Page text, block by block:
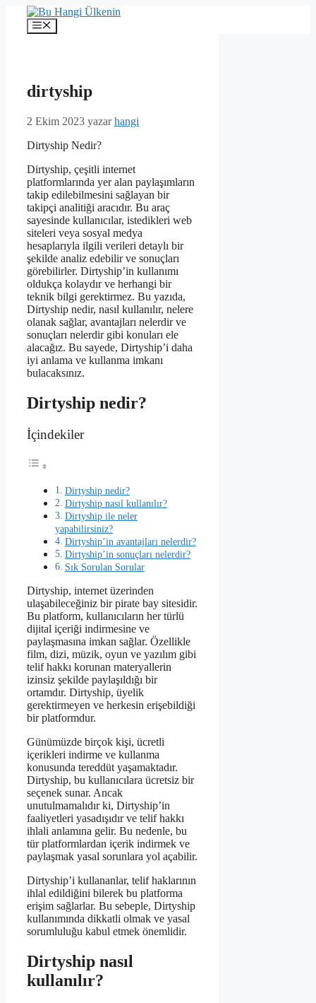
İçeriğe
Menü
dirtyship
2 Ekim 2023 yazarhangi
Dirtyship Nedir?
Dirtyship, çeşitli internet
platformlarında yer alan paylaşımların
takip edilebilmesini sağlayan bir
takipçi analitiği aracıdır. Bu araç
sayesinde kullanıcılar, istedikleri web
siteleri veya sosyal medya
hesaplarıyla ilgili verileri detaylı bir
şekilde analiz edebilir ve sonuçları
görebilirler. Dirtyship’in kullanımı
oldukça kolaydır ve herhangi bir
teknik bilgi gerektirmez. Bu yazıda,
Dirtyship nedir, nasıl kullanılır, nelere
olanak sağlar, avantajları nelerdir ve
sonuçları nelerdir gibi konuları ele
alacağız. Bu sayede, Dirtyship’i daha
iyi anlama ve kullanma imkanı
bulacaksınız.
Dirtyship nedir?
İçindekiler
Dirtyship nedir?
Dirtyship nasıl kullanılır?
Dirtyship ile neler
yapabilirsiniz?
Dirtyship’in avantajları nelerdir?
Dirtyship’in sonuçları nelerdir?
Sık Sorulan Sorular
Dirtyship, internet üzerinden
ulaşabileceğiniz bir pirate bay sitesidir.
Bu platform, kullanıcıların her türlü
dijital içeriği indirmesine ve
paylaşmasına imkan sağlar. Özellikle
film, dizi, müzik, oyun ve yazılım gibi
telif hakkı korunan materyallerin
izinsiz şekilde paylaşıldığı bir
ortamdır. Dirtyship, üyelik
gerektirmeyen ve herkesin erişebildiği
bir platformdur.
Günümüzde birçok kişi, ücretli
içerikleri indirme ve kullanma
konusunda tereddüt yaşamaktadır.
Dirtyship, bu kullanıcılara ücretsiz bir
seçenek sunar. Ancak
unutulmamalıdır ki, Dirtyship’in
faaliyetleri yasadışıdır ve telif hakkı
ihlali anlamına gelir. Bu nedenle, bu
tür platformlardan içerik indirmek ve
paylaşmak yasal sorunlara yol açabilir.
Dirtyship’i kullananlar, telif haklarının
ihlal edildiğini bilerek bu platforma
erişim sağlarlar. Bu sebeple, Dirtyship
kullanımında dikkatli olmak ve yasal
sorumluluğu kabul etmek önemlidir.
Dirtyship nasıl
kullanılır?